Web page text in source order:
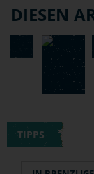
DIESEN
TIPPS